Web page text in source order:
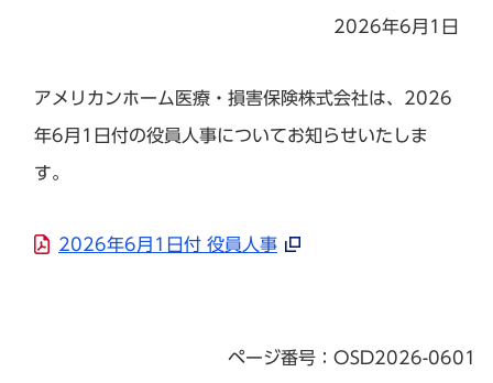
2026年6月1日
アメリカンホーム医療・損害保険株式会社は、2026
年6月1日付の役員人事についてお知らせいたしま
す。
2026年6月1日付 役員人事
ページ番号：OSD2026-0601